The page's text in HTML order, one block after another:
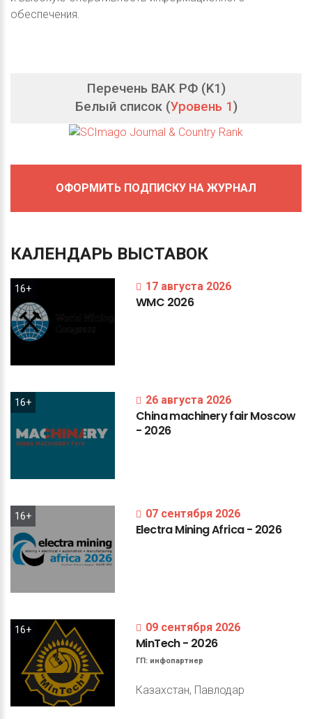
обеспечения.
Перечень ВАК РФ (K1)
Белый список (Уровень 1)
ОФОРМИТЬ ПОДПИСКУ НА ЖУРНАЛ
КАЛЕНДАРЬ ВЫСТАВОК
16+ 17 августа 2026
WMC 2026
16+ 26 августа 2026
ChinamachineryfairMoscow
- 2026
16+ 07 сентября 2026
ElectraMiningAfrica- 2026
16+ 09 сентября 2026
MinTech- 2026
ГП: инфопартнер
Казахстан, Павлодар